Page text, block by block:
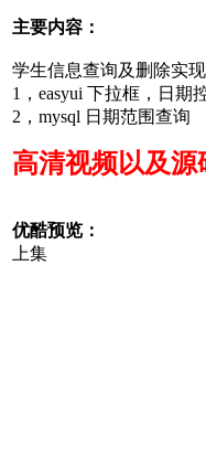
主要内容：
学生信息查询及删除实现
1，easyui 下拉框，日期
2，mysql 日期范围查询
高清视频以及源
优酷预览：
上集